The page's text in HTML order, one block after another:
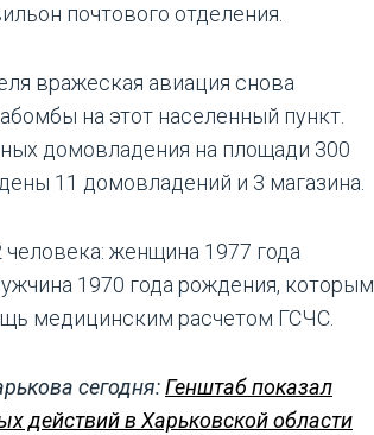
почтового отделения.
вражеская авиация снова
на этот населенный пункт.
домовладения на площади 300
11 домовладений и 3 магазина.
человека: женщина 1977 года
1970 года рождения, которым
медицинским расчетом ГСЧС.
сегодня:Генштаб показал
действий в Харьковской области